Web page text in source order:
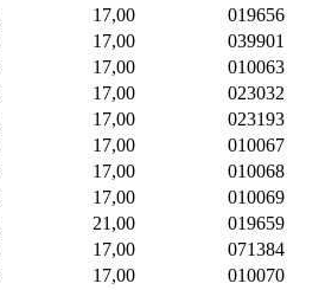
17,00
019656
17,00
039901
17,00
010063
17,00
023032
17,00
023193
17,00
010067
17,00
010068
17,00
010069
21,00
019659
17,00
071384
17,00
010070